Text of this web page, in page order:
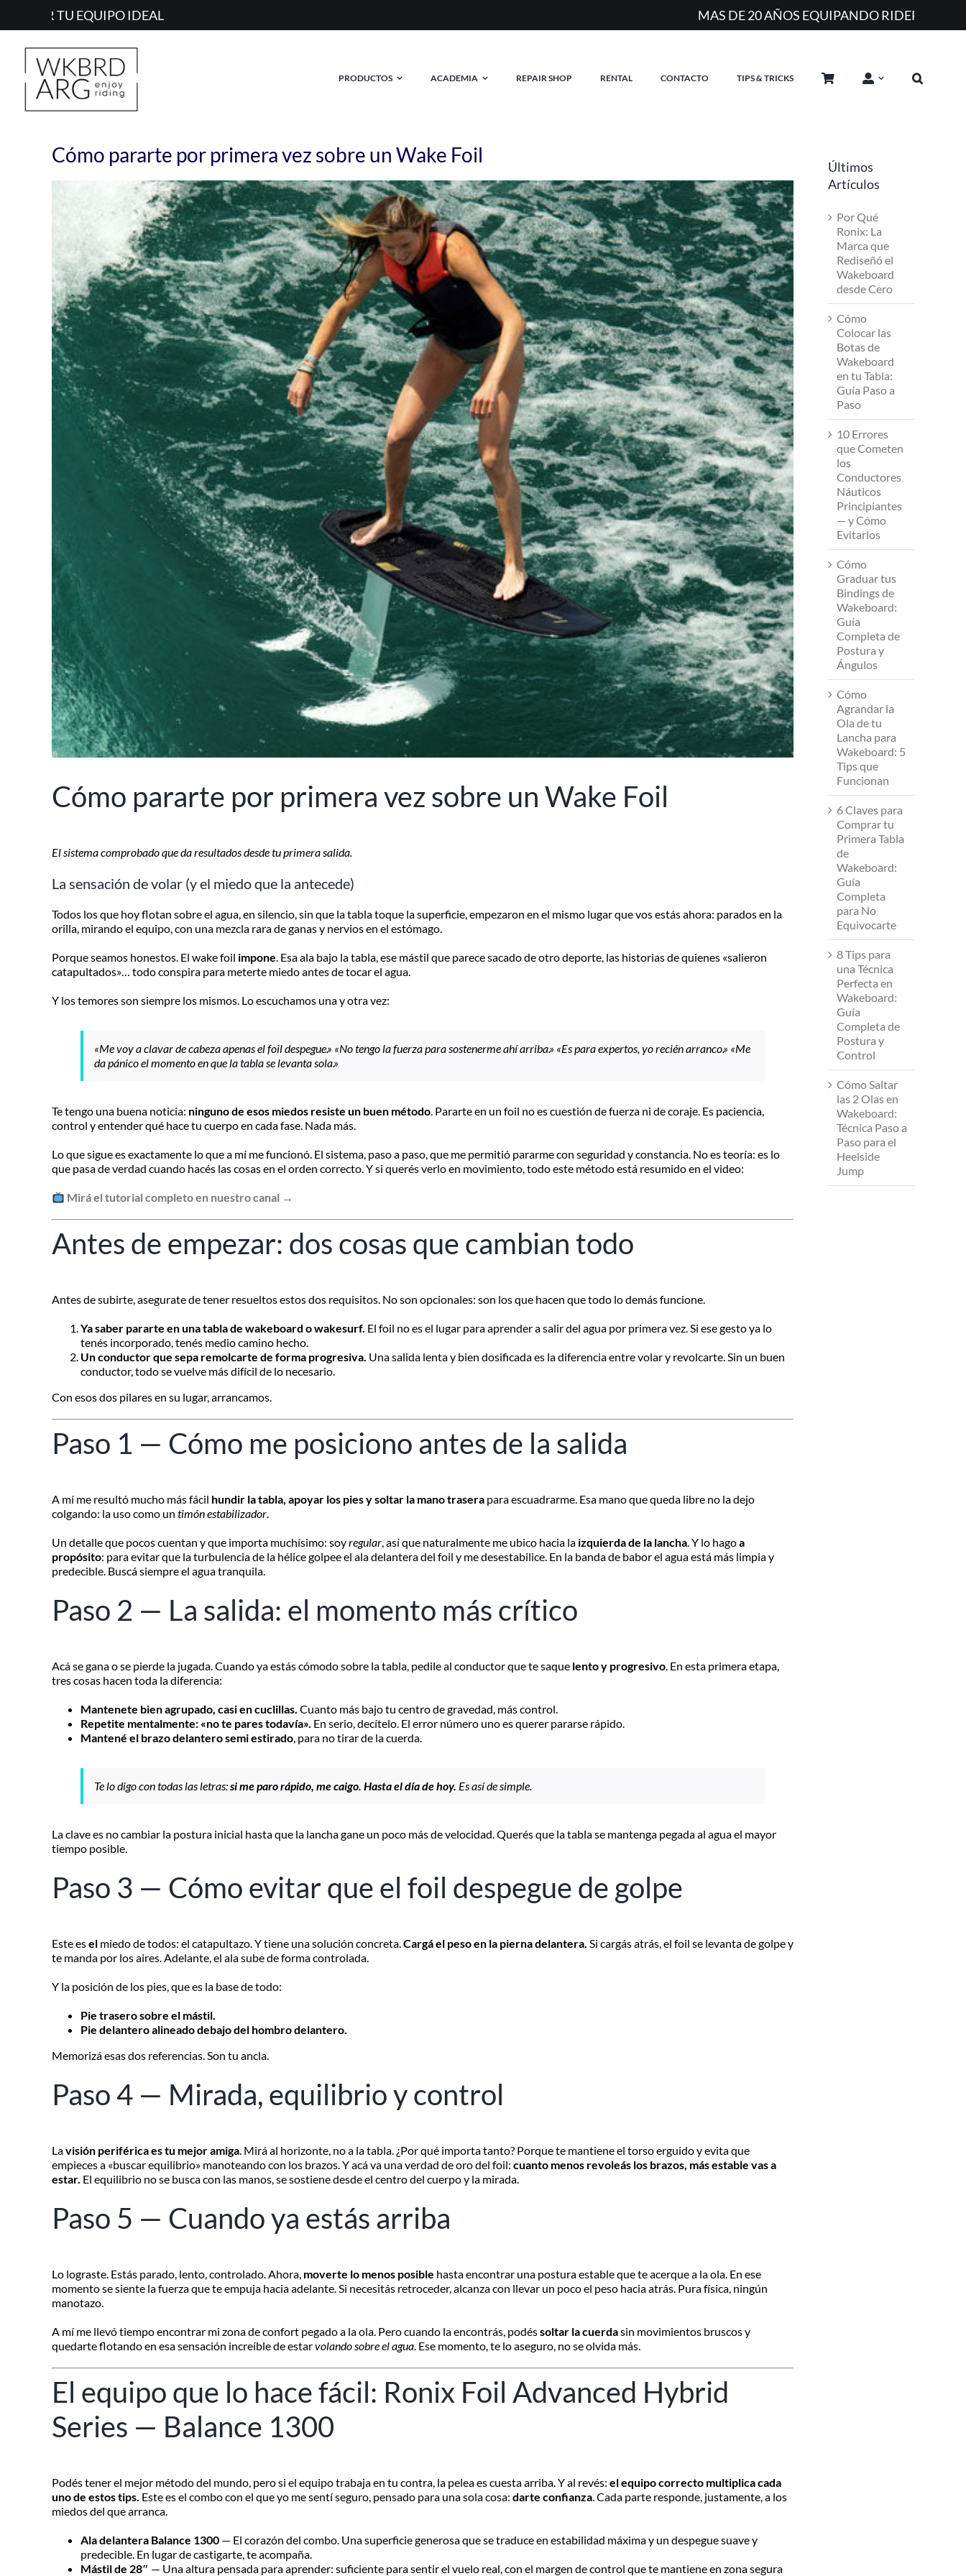
content
PRODUCTOS ACADEMIA REPAIR SHOP RENTAL CONTACTO TIPS & TRICKS
Cómo pararte por primera vez sobre un Wake Foil
Cómo pararte por primera vez sobre un Wake Foil
El sistema comprobado que da resultados desde tu primera salida.
La sensación de volar (y el miedo que la antecede)
Todos los que hoy flotan sobre el agua, en silencio, sin que la tabla toque la superficie, empezaron en el mismo lugar que vos estás ahora: parados en la
orilla, mirando el equipo, con una mezcla rara de ganas y nervios en el estómago.
Porque seamos honestos. El wake foil impone. Esa ala bajo la tabla, ese mástil que parece sacado de otro deporte, las historias de quienes «salieron
catapultados»… todo conspira para meterte miedo antes de tocar el agua.
Y los temores son siempre los mismos. Lo escuchamos una y otra vez:
«Me voy a clavar de cabeza apenas el foil despegue.» «No tengo la fuerza para sostenerme ahí arriba.» «Es para expertos, yo recién arranco.» «Me
da pánico el momento en que la tabla se levanta sola.»
Te tengo una buena noticia: ninguno de esos miedos resiste un buen método. Pararte en un foil no es cuestión de fuerza ni de coraje. Es paciencia,
control y entender qué hace tu cuerpo en cada fase. Nada más.
Lo que sigue es exactamente lo que a mí me funcionó. El sistema, paso a paso, que me permitió pararme con seguridad y constancia. No es teoría: es lo
que pasa de verdad cuando hacés las cosas en el orden correcto. Y si querés verlo en movimiento, todo este método está resumido en el video:
Mirá el tutorial completo en nuestro canal →
Antes de empezar: dos cosas que cambian todo
Antes de subirte, asegurate de tener resueltos estos dos requisitos. No son opcionales: son los que hacen que todo lo demás funcione.
Ya saber pararte en una tabla de wakeboard o wakesurf. El foil no es el lugar para aprender a salir del agua por primera vez. Si ese gesto ya lo
tenés incorporado, tenés medio camino hecho.
Un conductor que sepa remolcarte de forma progresiva. Una salida lenta y bien dosificada es la diferencia entre volar y revolcarte. Sin un buen
conductor, todo se vuelve más difícil de lo necesario.
Con esos dos pilares en su lugar, arrancamos.
Paso 1 — Cómo me posiciono antes de la salida
A mí me resultó mucho más fácil hundir la tabla, apoyar los pies y soltar la mano trasera para escuadrarme. Esa mano que queda libre no la dejo
colgando: la uso como un timón estabilizador.
Un detalle que pocos cuentan y que importa muchísimo: soyregular, así que naturalmente me ubico hacia la izquierda de la lancha. Y lo hagoa
propósito: para evitar que la turbulencia de la hélice golpee el ala delantera del foil y me desestabilice. En la banda de babor el agua está más limpia y
predecible. Buscá siempre el agua tranquila.
Paso 2 — La salida: el momento más crítico
Acá se gana o se pierde la jugada. Cuando ya estás cómodo sobre la tabla, pedile al conductor que te saque lento y progresivo. En esta primera etapa,
tres cosas hacen toda la diferencia:
Mantenete bien agrupado, casi en cuclillas. Cuanto más bajo tu centro de gravedad, más control.
Repetite mentalmente: «no te pares todavía». En serio, decítelo. El error número uno es querer pararse rápido.
Mantené el brazo delantero semi estirado, para no tirar de la cuerda.
Te lo digo con todas las letras:si me paro rápido, me caigo. Hasta el día de hoy. Es así de simple.
La clave es no cambiar la postura inicial hasta que la lancha gane un poco más de velocidad. Querés que la tabla se mantenga pegada al agua el mayor
tiempo posible.
Paso 3 — Cómo evitar que el foil despegue de golpe
Este esel miedo de todos: el catapultazo. Y tiene una solución concreta.Cargá el peso en la pierna delantera. Si cargás atrás, el foil se levanta de golpe y
te manda por los aires. Adelante, el ala sube de forma controlada.
Y la posición de los pies, que es la base de todo:
Pie trasero sobre el mástil.
Pie delantero alineado debajo del hombro delantero.
Memorizá esas dos referencias. Son tu ancla.
Paso 4 — Mirada, equilibrio y control
Lavisión periférica es tu mejor amiga. Mirá al horizonte, no a la tabla. ¿Por qué importa tanto? Porque te mantiene el torso erguido y evita que
empieces a «buscar equilibrio» manoteando con los brazos. Y acá va una verdad de oro del foil: cuanto menos revoleás los brazos, más estable vas a
estar. El equilibrio no se busca con las manos, se sostiene desde el centro del cuerpo y la mirada.
Paso 5 — Cuando ya estás arriba
Lo lograste. Estás parado, lento, controlado. Ahora, moverte lo menos posible hasta encontrar una postura estable que te acerque a la ola. En ese
momento se siente la fuerza que te empuja hacia adelante. Si necesitás retroceder, alcanza con llevar un poco el peso hacia atrás. Pura física, ningún
manotazo.
A mí me llevó tiempo encontrar mi zona de confort pegado a la ola. Pero cuando la encontrás, podéssoltar la cuerdasin movimientos bruscos y
quedarte flotando en esa sensación increíble de estarvolando sobre el agua. Ese momento, te lo aseguro, no se olvida más.
El equipo que lo hace fácil: Ronix Foil Advanced Hybrid
Series — Balance 1300
Podés tener el mejor método del mundo, pero si el equipo trabaja en tu contra, la pelea es cuesta arriba. Y al revés: el equipo correcto multiplica cada
uno de estos tips. Este es el combo con el que yo me sentí seguro, pensado para una sola cosa: darte confianza. Cada parte responde, justamente, a los
miedos del que arranca.
Ala delantera Balance 1300 — El corazón del combo. Una superficie generosa que se traduce en estabilidad máxima y un despegue suave y
predecible. En lugar de castigarte, te acompaña.
Mástil de 28″ — Una altura pensada para aprender: suficiente para sentir el vuelo real, con el margen de control que te mantiene en zona segura
Últimos
Artículos
Por Qué
Ronix: La
Marca que
Rediseñó el
Wakeboard
desde Cero
Cómo
Colocar las
Botas de
Wakeboard
en tu Tabla:
Guía Paso a
Paso
10 Errores
que Cometen
los
Conductores
Náuticos
Principiantes
— y Cómo
Evitarlos
Cómo
Graduar tus
Bindings de
Wakeboard:
Guía
Completa de
Postura y
Ángulos
Cómo
Agrandar la
Ola de tu
Lancha para
Wakeboard: 5
Tips que
Funcionan
6 Claves para
Comprar tu
Primera Tabla
de
Wakeboard:
Guía
Completa
para No
Equivocarte
8 Tips para
una Técnica
Perfecta en
Wakeboard:
Guía
Completa de
Postura y
Control
Cómo Saltar
las 2 Olas en
Wakeboard:
Técnica Paso a
Paso para el
Heelside
Jump